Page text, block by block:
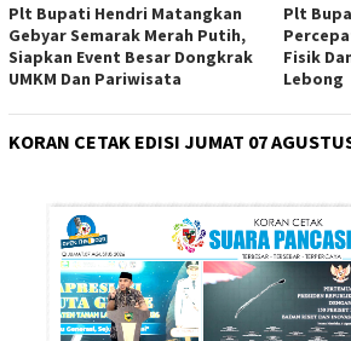
Plt Bupati Hendri Matangkan
Gebyar Semarak Merah Putih,
Siapkan Event Besar Dongkrak
UMKM Dan Pariwisata
Plt
Fisik
Lebong
KORAN CETAK EDISI JUMAT 07